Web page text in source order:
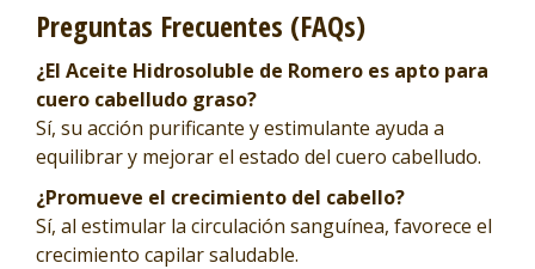
Preguntas Frecuentes (FAQs)
¿El Aceite Hidrosoluble de Romero es apto para
cuero cabelludo graso?
Sí, su acción purificante y estimulante ayuda a
equilibrar y mejorar el estado del cuero cabelludo.
¿Promueve el crecimiento del cabello?
Sí, al estimular la circulación sanguínea, favorece el
crecimiento capilar saludable.